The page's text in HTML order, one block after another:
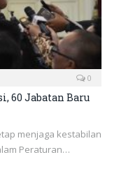
0
60 Jabatan Baru
menjaga kestabilan
Peraturan…